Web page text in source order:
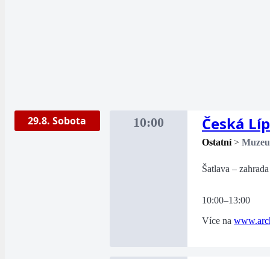
29.8. Sobota 10:00 Česká
Ostatní >
Šatlava – zahrada
10:00–13:00
Více na